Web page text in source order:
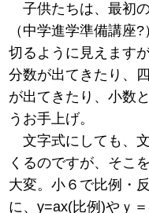
子供たちは、最初
（中学進学準備講座
切るように見えます
分数が出てきたり、
が出てきたり、小数
うお手上げ。
文字式にしても、
くるのですが、そこ
大変。小６で比例・
に、y=ax(比例)やｙ